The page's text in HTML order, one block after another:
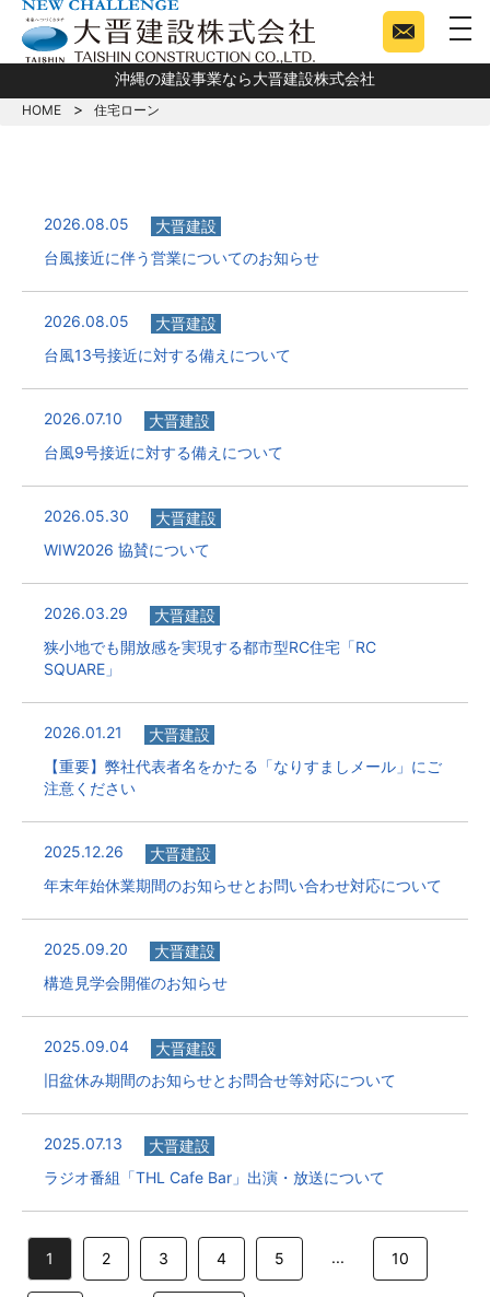
沖縄の建設事業なら大晋建設株式会社
HOME 住宅ローン
2026.08.05
大晋建設
台風接近に伴う営業についてのお知らせ
2026.08.05
大晋建設
台風13号接近に対する備えについて
2026.07.10
大晋建設
台風9号接近に対する備えについて
2026.05.30
大晋建設
WIW2026 協賛について
2026.03.29
大晋建設
狭小地でも開放感を実現する都市型RC住宅「RC
SQUARE」
2026.01.21
大晋建設
【重要】弊社代表者名をかたる「なりすましメール」にご
注意ください
2025.12.26
大晋建設
年末年始休業期間のお知らせとお問い合わせ対応について
2025.09.20
大晋建設
構造見学会開催のお知らせ
2025.09.04
大晋建設
旧盆休み期間のお知らせとお問合せ等対応について
2025.07.13
大晋建設
ラジオ番組「THL Cafe Bar」出演・放送について
1 2 3 4 5 ... 10